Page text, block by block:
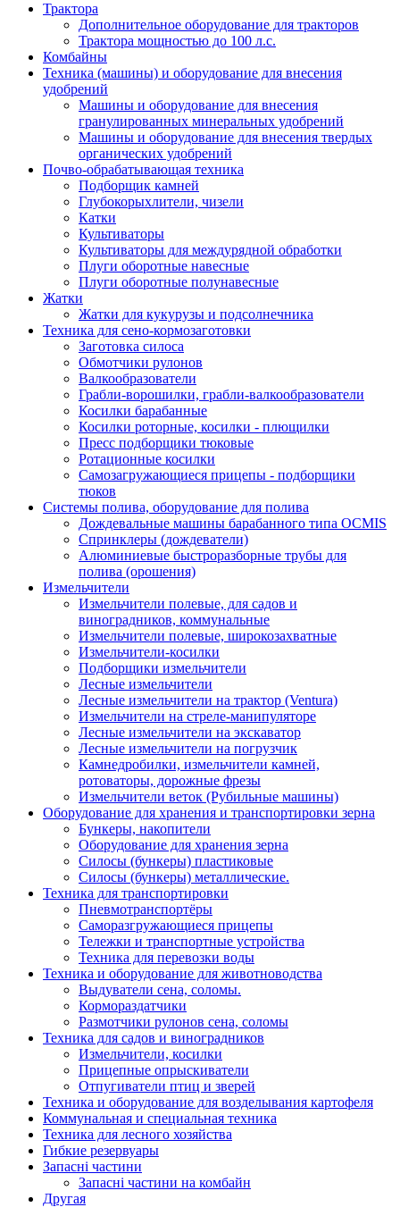
Трактора
Дополнительное оборудование для тракторов
Трактора мощностью до 100 л.с.
Комбайны
Техника (машины) и оборудование для внесения
удобрений
Машины и оборудование для внесения
гранулированных минеральных удобрений
Машины и оборудование для внесения твердых
органических удобрений
Почво-обрабатывающая техника
Подборщик камней
Глубокорыхлители, чизели
Катки
Культиваторы
Культиваторы для междурядной обработки
Плуги оборотные навесные
Плуги оборотные полунавесные
Жатки
Жатки для кукурузы и подсолнечника
Техника для сено-кормозаготовки
Заготовка силоса
Обмотчики рулонов
Валкообразователи
Грабли-ворошилки, грабли-валкообразователи
Косилки барабанные
Косилки роторные, косилки - плющилки
Пресс подборщики тюковые
Ротационные косилки
Самозагружающиеся прицепы - подборщики
тюков
Системы полива, оборудование для полива
Дождевальные машины барабанного типа OCMIS
Спринклеры (дождеватели)
Алюминиевые быстроразборные трубы для
полива (орошения)
Измельчители
Измельчители полевые, для садов и
виноградников, коммунальные
Измельчители полевые, широкозахватные
Измельчители-косилки
Подборщики измельчители
Лесные измельчители
Лесные измельчители на трактор (Ventura)
Измельчители на стреле-манипуляторе
Лесные измельчители на экскаватор
Лесные измельчители на погрузчик
Камнедробилки, измельчители камней,
ротоваторы, дорожные фрезы
Измельчители веток (Рубильные машины)
Оборудование для хранения и транспортировки зерна
Бункеры, накопители
Оборудование для хранения зерна
Силосы (бункеры) пластиковые
Силосы (бункеры) металлические.
Техника для транспортировки
Пневмотранспортёры
Саморазгружающиеся прицепы
Тележки и транспортные устройства
Техника для перевозки воды
Техника и оборудование для животноводства
Выдуватели сена, соломы.
Кормораздатчики
Размотчики рулонов сена, соломы
Техника для садов и виноградников
Измельчители, косилки
Прицепные опрыскиватели
Отпугиватели птиц и зверей
Техника и оборудование для возделывания картофеля
Коммунальная и специальная техника
Техника для лесного хозяйства
Гибкие резервуары
Запасні частини
Запасні частини на комбайн
Другая